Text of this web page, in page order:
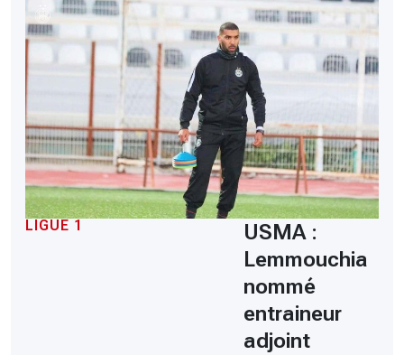
LIGUE 1
USMA :
Lemmouchia
nommé
entraineur
adjoint